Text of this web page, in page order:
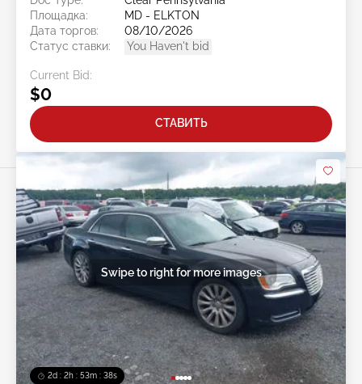
Площадка:
MD - ELKTON
Дата торгов:
08/10/2026
Статус ставки:
You Haven't bid
Current Bid:
$0
СТАВИТЬ
2d : 2h : 53m : 35s
Swipe to right for more images